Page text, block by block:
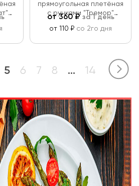
прямоугольная плетёная
с ручками "Тремор"
420х320 Н-120 мм
от360₽ за 1 день
от 110 ₽ со 2го дня
5 6 7 8 ... 14